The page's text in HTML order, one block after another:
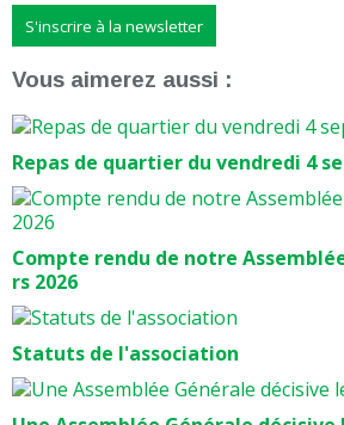
S'inscrire à la newsletter
Vous aimerez aussi :
Repas de quartier du vendredi 4
Compte rendu de notre
rs 2026
Statuts de l'association